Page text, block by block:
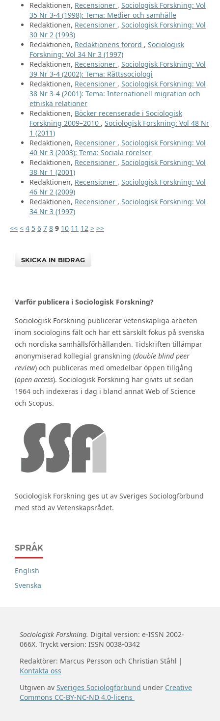
Redaktionen, Recensioner , Sociologisk Forskning: Vol
35 Nr 3-4 (1998): Tema: Medier och samhälle
Redaktionen, Recensioner , Sociologisk Forskning: Vol
30 Nr 2 (1993)
Redaktionen, Redaktionens förord , Sociologisk
Forskning: Vol 34 Nr 3 (1997)
Redaktionen, Recensioner , Sociologisk Forskning: Vol
39 Nr 3-4 (2002): Tema: Rättssociologi
Redaktionen, Recensioner , Sociologisk Forskning: Vol
38 Nr 3-4 (2001): Tema: Internationell migration och
etniska relationer
Redaktionen, Böcker recenserade i Sociologisk
Forskning 2009–2010 , Sociologisk Forskning: Vol 48 Nr
1 (2011)
Redaktionen, Recensioner , Sociologisk Forskning: Vol
40 Nr 3 (2003): Tema: Sociala rörelser
Redaktionen, Recensioner , Sociologisk Forskning: Vol
38 Nr 1 (2001)
Redaktionen, Recensioner , Sociologisk Forskning: Vol
46 Nr 2 (2009)
Redaktionen, Recensioner , Sociologisk Forskning: Vol
34 Nr 3 (1997)
<< < 4 5 6 7 8 9 10 11 12 > >>
SKICKA IN BIDRAG
Varför publicera i Sociologisk Forskning?
Sociologisk Forskning publicerar vetenskapliga arbeten
inom sociologins fält och har ett särskilt fokus på svenska
och nordiska samhällsförhållanden. Tidskriften tillämpar
anonymiserad kollegial granskning (double blind peer
review) och publiceras med omedelbar öppen tillgång
(open access). Sociologisk Forskning har givits ut sedan
1964 och indexeras i dag i bland annat Web of Science
och Scopus.
Sociologisk Forskning ges ut av Sveriges Sociologförbund
med stöd av Vetenskapsrådet.
SPRÅK
English
Svenska
Sociologisk Forskning. Digital version: e-ISSN 2002-
066X. Tryckt version: ISSN 0038-0342
Redaktörer: Marcus Persson och Christian Ståhl |
Kontakta oss
Utgiven av Sveriges Sociologförbund under Creative
Commons CC-BY-NC-ND 4.0-licens